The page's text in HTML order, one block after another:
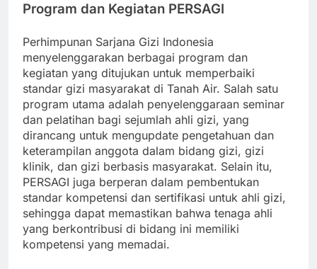
Program dan Kegiatan PERSAGI
Perhimpunan Sarjana Gizi Indonesia
menyelenggarakan berbagai program dan
kegiatan yang ditujukan untuk memperbaiki
standar gizi masyarakat di Tanah Air. Salah satu
program utama adalah penyelenggaraan seminar
dan pelatihan bagi sejumlah ahli gizi, yang
dirancang untuk mengupdate pengetahuan dan
keterampilan anggota dalam bidang gizi, gizi
klinik, dan gizi berbasis masyarakat. Selain itu,
PERSAGI juga berperan dalam pembentukan
standar kompetensi dan sertifikasi untuk ahli gizi,
sehingga dapat memastikan bahwa tenaga ahli
yang berkontribusi di bidang ini memiliki
kompetensi yang memadai.